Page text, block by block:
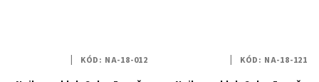
KÓD: NA-18-012 KÓD: NA-18-121